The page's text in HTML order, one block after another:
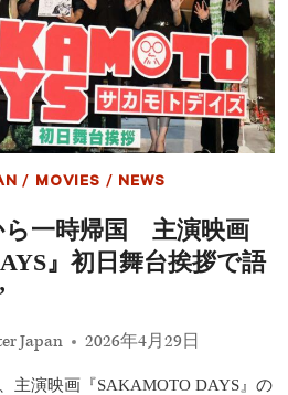
/ MOVIES / NEWS
ら一時帰国 主演映画
』初日舞台挨拶で語
Japan 2026年4月29日
主演映画『SAKAMOTO DAYS』の